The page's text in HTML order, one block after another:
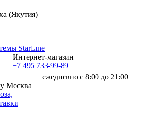
(Якутия)
StarLine
Интернет-магазин
+7 495 733-99-89
ежедневно с 8:00 до 21:00
Москва